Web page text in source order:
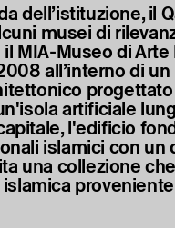
dell’istituzione, il
musei di
MIA-Museo di Arte
all’interno di un
progettato
artificiale
l'edificio
islamici con un
una collezione